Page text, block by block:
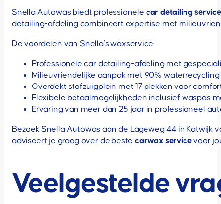
Snella Autowas biedt professionele car detailing
detailing-afdeling combineert expertise met
De voordelen van Snella’s waxservice:
Professionele car detailing-afdeling met
Milieuvriendelijke aanpak met 90%
Overdekt stofzuigplein met 17 plekken voor
Flexibele betaalmogelijkheden inclusief waspas
Ervaring van meer dan 25 jaar in professioneel
Bezoek Snella Autowas aan de Lageweg 44 in
adviseert je graag over de bestecarwax servicevoor
Veelgestelde